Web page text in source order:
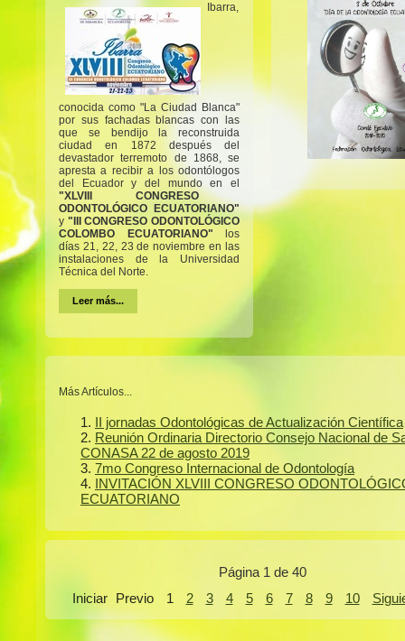
Ibarra,
conocida como "La Ciudad Blanca"
por sus fachadas blancas con las
que se bendijo la reconstruida
ciudad en 1872 después del
devastador terremoto de 1868, se
apresta a recibir a los odontólogos
del Ecuador y del mundo en el
"XLVIII CONGRESO
ODONTOLÓGICO ECUATORIANO"
y "III CONGRESO ODONTOLÓGICO
COLOMBO ECUATORIANO" los
días 21, 22, 23 de noviembre en las
instalaciones de la Universidad
Técnica del Norte.
Leer más...
Más Artículos...
II jornadas Odontológicas de Actualización Científica
Reunión Ordinaria Directorio Consejo Nacional de
CONASA 22 de agosto 2019
7mo Congreso Internacional de Odontología
INVITACIÓN XLVIII CONGRESO
ECUATORIANO
Página 1 de 40
Iniciar
Previo 1 2 3 4 5 6 7 8 9 10